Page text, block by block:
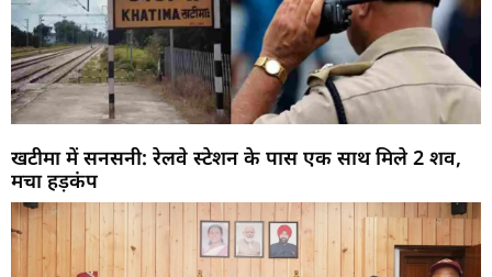
खटीमा में सनसनी: रेलवे स्टेशन के पास एक साथ मिले 2 शव,
मचा हड़कंप